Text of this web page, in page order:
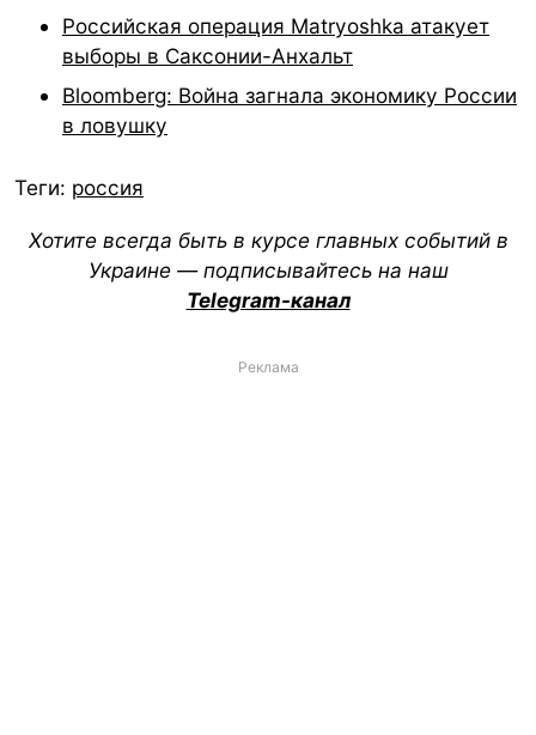
Российская операция Matryoshka атакует
выборы в Саксонии-Анхальт
Bloomberg: Война загнала экономику России
в ловушку
Теги: россия
Хотите всегда быть в курсе главных событий в
Украине — подписывайтесь на наш
Telegram-канал
Реклама